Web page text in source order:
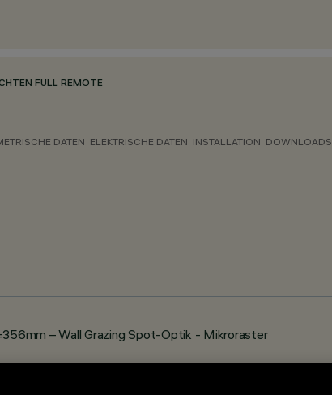
FULL REMOTE
DATEN ELEKTRISCHE DATEN INSTALLATION DOWNLOADS
– Wall Grazing Spot-Optik - Mikroraster